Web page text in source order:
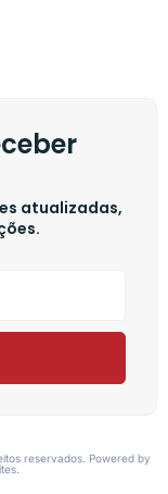
atualizadas,
reservados. Powered by